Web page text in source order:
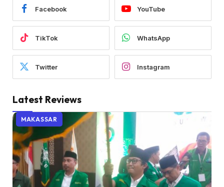
Facebook YouTube
TikTok WhatsApp
Twitter Instagram
Latest Reviews
MAKASSAR